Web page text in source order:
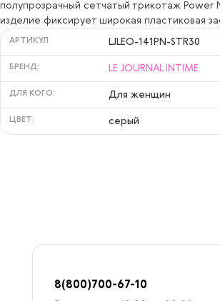
полупрозрачный сетчатый трикотаж Power
изделие фиксирует широкая пластиковая
АРТИКУЛ LJLEO-141PN-STR30
БРЕНД: LE JOURNAL INTIME
ДЛЯ КОГО: Для женщин
ЦВЕТ: серый
8(800)700-67-10